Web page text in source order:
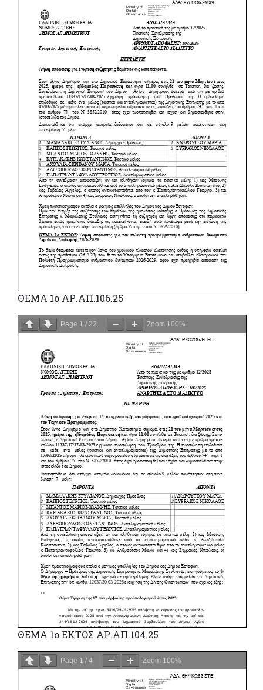
ΘΕΜΑ 1ο ΑΡ.ΑΠ.106.25
Page 1 / 22 Zoom 100%
ΘΕΜΑ 1ο ΕΚΤΟΣ ΑΡ.ΑΠ.104.25
Page 1 / 4 Zoom 100%